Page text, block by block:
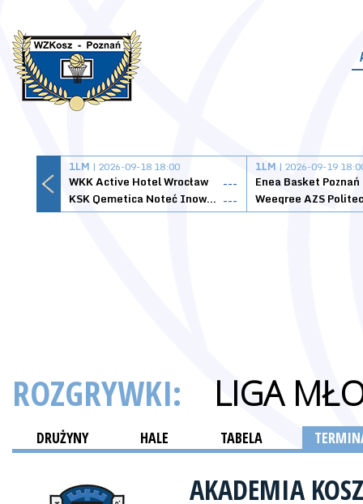
1LM | 2026-09-18 18:00
WKK Active Hotel Wrocław
---
KSK Qemetica Noteć Inowrocław ---
1LM | 2026-09-19
Enea Basket Poznań
ROZGRYWKI: LIGA
DRUŻYNY HALE TABELA
AKADEMIA